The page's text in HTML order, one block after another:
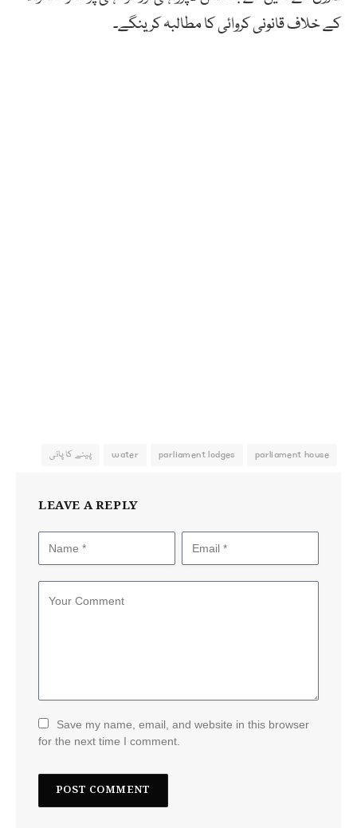
کے خلاف قانونی کروائی کا مطالبہ کرینگے۔
parliament house
parliament lodges
water پینے کا پانی
LEAVE A REPLY
Save my name, email, and website in this browser
for the next time I comment.